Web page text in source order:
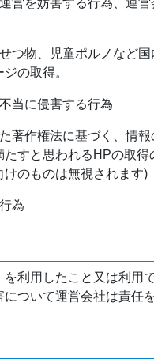
営を妨害する行為、運営
つ物、児童ポルノなど国
の取得。
当に侵害する行為
著作権法に基づく、情報
たすと思われるHPの取得
けのものは無視されます)
為
を利用したこと又は利用
について運営会社は責任